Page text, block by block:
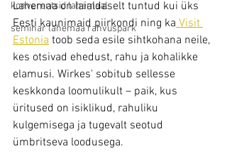
konverentsid lahemaal
seminar lahemaa rahvuspark
Lahemaa on laialdaselt tuntud kui üks
Eesti kaunimaid piirkondi ning ka Visit
Estonia toob seda esile sihtkohana neile,
kes otsivad ehedust, rahu ja kohalikke
elamusi. Wirkes' sobitub sellesse
keskkonda loomulikult – paik, kus
üritused on isiklikud, rahuliku
kulgemisega ja tugevalt seotud
ümbritseva loodusega.